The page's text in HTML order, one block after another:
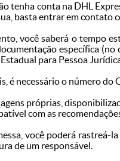
tenha conta na DHL
basta entrar em
você saberá o tempo
específica
para Pessoa
é necessário o número
próprias,
com as
você poderá rastreá-
de um responsável.